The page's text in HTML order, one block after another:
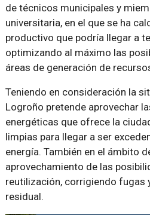
de técnicos municipales y
universitaria, en el que se ha
productivo que podría llegar a
optimizando al máximo las
áreas de generación de
Teniendo en consideración la
Logroño pretende aprovechar
energéticas que ofrece la
limpias para llegar a ser
energía. También en el ámbito
aprovechamiento de las
reutilización, corrigiendo fugas
residual.